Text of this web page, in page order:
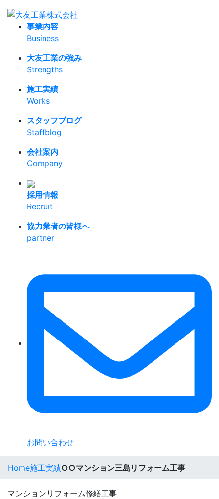
事業内容
Business
大友工業の強み
Strengths
施工実績
Works
スタッフブログ
Staffblog
会社案内
Company
採用情報
Recruit
協力業者の皆様へ
partner
お問い合わせ
Home施工実績○○マンション三島リフォーム工事
マンションリフォーム修繕工事